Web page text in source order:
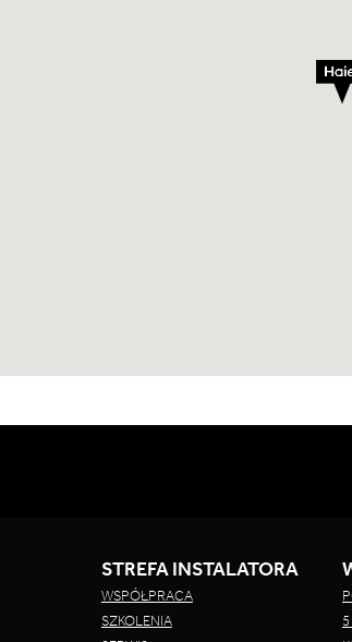
STREFA INSTALATORA
WSPÓŁPRACA
SZKOLENIA